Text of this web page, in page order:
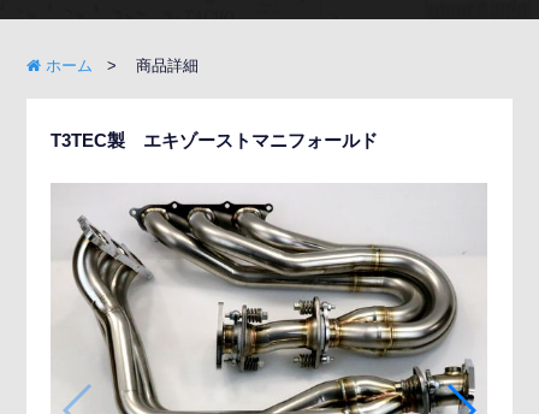
ホーム 商品詳細
T3TEC製 エキゾーストマニフォールド